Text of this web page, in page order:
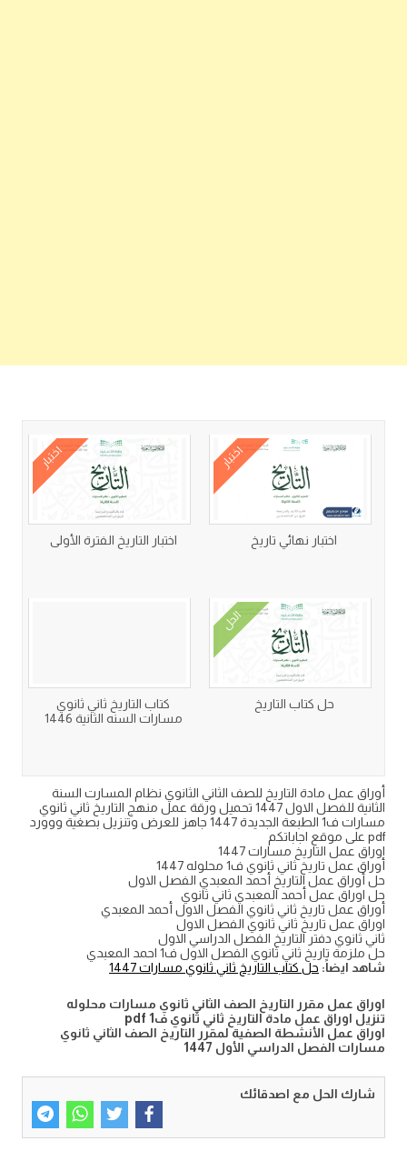
اختبار
اختبار نهائي تاريخ
اختبار
اختبار التاريخ الفترة الأولى
الحل
حل كتاب التاريخ
كتاب التاريخ ثاني ثانوي
مسارات السنه الثانية 1446
أوراق عمل مادة التاريخ للصف الثاني الثانوي نظام المسارت السنة
الثانية للفصل الاول 1447 تحميل ورقة عمل منهج التاريخ ثاني ثانوي
مسارات ف1 الطبعة الجديدة 1447 جاهز للعرض وتنزيل بصغية ووورد
pdf على موقع اجاباتكم
اوراق عمل التاريخ مسارات 1447
أوراق عمل تاريخ ثاني ثانوي ف1 محلوله 1447
حل أوراق عمل التاريخ أحمد المعبدي الفصل الاول
حل اوراق عمل أحمد المعبدي ثاني ثانوي
أوراق عمل تاريخ ثاني ثانوي الفصل الاول أحمد المعبدي
اوراق عمل تاريخ ثاني ثانوي الفصل الاول
ثاني ثانوي دفتر التاريخ الفصل الدراسي الاول
حل ملزمة تاريخ ثاني ثانوي الفصل الاول ف1 احمد المعبدي
شاهد ايضاً: حل كتاب التاريخ ثاني ثانوي مسارات 1447
اوراق عمل مقرر التاريخ الصف الثاني ثانوي مسارات محلوله
تنزيل اوراق عمل مادة التاريخ ثاني ثانوي ف1 pdf
اوراق عمل الأنشطة الصفية لمقرر التاريخ الصف الثاني ثانوي
مسارات الفصل الدراسي الأول 1447
شارك الحل مع اصدقائك